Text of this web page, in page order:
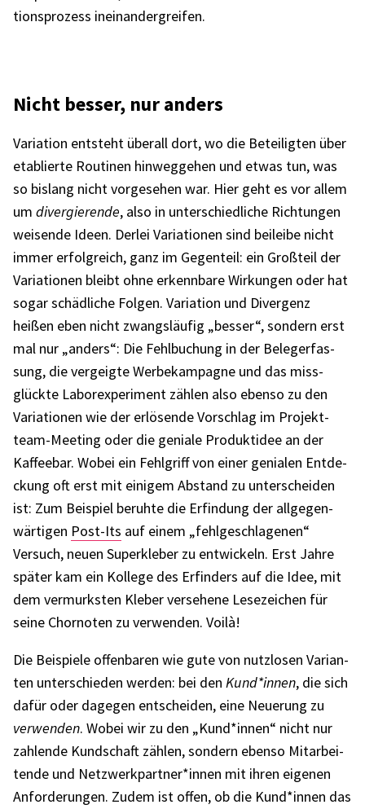
ti­ons­pro­zess inein­an­der­grei­fen.
Nicht besser, nur anders
Varia­tion entsteht über­all dort, wo die Betei­lig­ten über
etablierte Routi­nen hinweg­ge­hen und etwas tun, was
so bislang nicht vorge­se­hen war. Hier geht es vor allem
um diver­gie­rende, also in unter­schied­li­che Rich­tun­gen
weisende Ideen. Derlei Varia­tio­nen sind beileibe nicht
immer erfolg­reich, ganz im Gegen­teil: ein Groß­teil der
Varia­tio­nen bleibt ohne erkenn­bare Wirkun­gen oder hat
sogar schäd­li­che Folgen. Varia­tion und Diver­genz
heißen eben nicht zwangs­läu­fig „besser“, sondern erst
mal nur „anders“: Die Fehl­bu­chung in der Beleg­erfas­
sung, die vergeigte Werbe­kam­pa­gne und das miss­
glückte Labor­ex­pe­ri­ment zählen also ebenso zu den
Varia­tio­nen wie der erlö­sende Vorschlag im Projekt­
team-Meeting oder die geniale Produkt­idee an der
Kaffee­bar. Wobei ein Fehl­griff von einer genia­len Entde­
ckung oft erst mit eini­gem Abstand zu unter­schei­den
ist: Zum Beispiel beruhte die Erfin­dung der allge­gen­
wär­ti­gen Post-Its auf einem „fehl­ge­schla­ge­nen“
Versuch, neuen Super­kle­ber zu entwi­ckeln. Erst Jahre
später kam ein Kollege des Erfin­ders auf die Idee, mit
dem vermurks­ten Kleber verse­hene Lese­zei­chen für
seine Chor­no­ten zu verwen­den. Voilà!
Die Beispiele offen­ba­ren wie gute von nutz­lo­sen Vari­an­
ten unter­schie­den werden: bei den Kund*innen, die sich
dafür oder dage­gen entschei­den, eine Neue­rung zu
verwen­den. Wobei wir zu den „Kund*innen“ nicht nur
zahlende Kund­schaft zählen, sondern ebenso Mitar­bei­
tende und Netzwerkpartner*innen mit ihren eige­nen
Anfor­de­run­gen. Zudem ist offen, ob die Kund*innen das